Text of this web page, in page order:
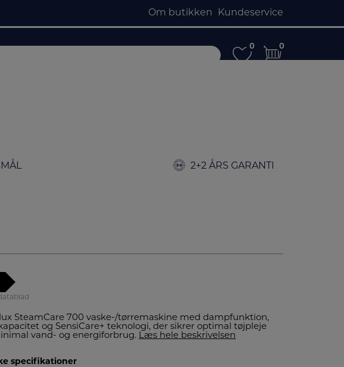
Om butikken Kundeservice
0
0 0
0
2+2 ÅRS GARANTI
SteamCare 700 vaske-/tørremaskine med dampfunktion,
og SensiCare+ teknologi, der sikrer optimal tøjpleje
vand- og energiforbrug. Læs hele beskrivelsen
specifikationer